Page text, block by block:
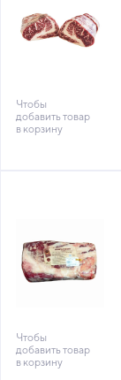
Чтобы
добавить товар
в корзину
Чтобы
добавить товар
в корзину